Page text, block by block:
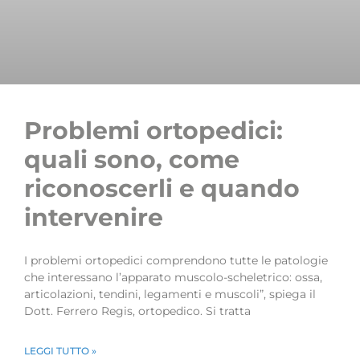
Problemi ortopedici:
quali sono, come
riconoscerli e quando
intervenire
I problemi ortopedici comprendono tutte le patologie
che interessano l’apparato muscolo-scheletrico: ossa,
articolazioni, tendini, legamenti e muscoli”, spiega il
Dott. Ferrero Regis, ortopedico. Si tratta
LEGGI TUTTO »